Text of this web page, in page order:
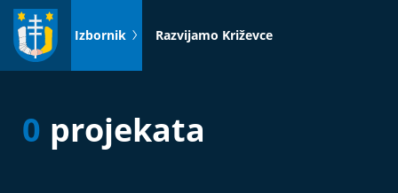
Idi
sadržaj
Izbornik Razvijamo Križevce
0 projekata